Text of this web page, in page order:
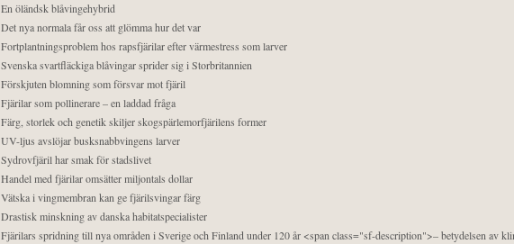
En öländsk blåvingehybrid
Det nya normala får oss att glömma hur det var
Fortplantningsproblem hos rapsfjärilar efter värmestress som larver
Svenska svartfläckiga blåvingar sprider sig i Storbritannien
Förskjuten blomning som försvar mot fjäril
Fjärilar som pollinerare – en laddad fråga
Färg, storlek och genetik skiljer skogspärlemorfjärilens former
UV-ljus avslöjar busksnabbvingens larver
Sydrovfjäril har smak för stadslivet
Handel med fjärilar omsätter miljontals dollar
Vätska i vingmembran kan ge fjärilsvingar färg
Drastisk minskning av danska habitatspecialister
Fjärilars spridning till nya områden i Sverige och Finland under 120 år <span class="sf-description">– betydelsen av